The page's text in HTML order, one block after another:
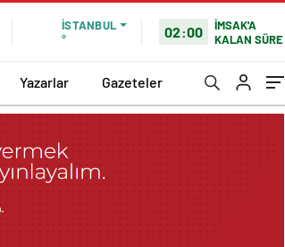
İSTANBUL
°
02:00
İMSAK'A
KALAN SÜRE
Yazarlar Gazeteler